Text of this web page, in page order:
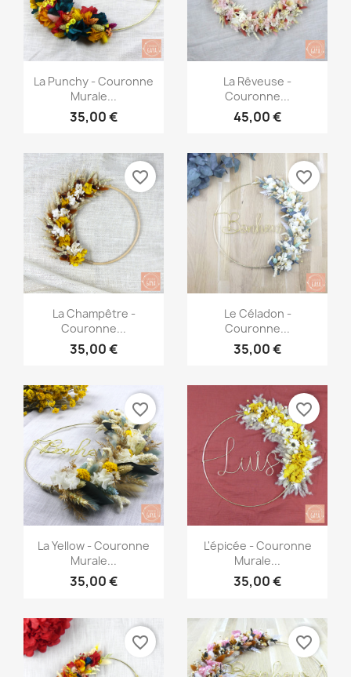
Aperçu rapide
La Punchy - Couronne
Murale...
35,00 €
Aperçu rapide
La Rêveuse -
Couronne...
45,00 €
Aperçu rapide
La Champêtre -
Couronne...
35,00 €
favorite_border
Aperçu rapide
Le Céladon -
Couronne...
35,00 €
favorite_border
Aperçu rapide
La Yellow - Couronne
Murale...
35,00 €
favorite_border
Aperçu rapide
L'épicée - Couronne
Murale...
35,00 €
favorite_border
favorite_border favorite_border